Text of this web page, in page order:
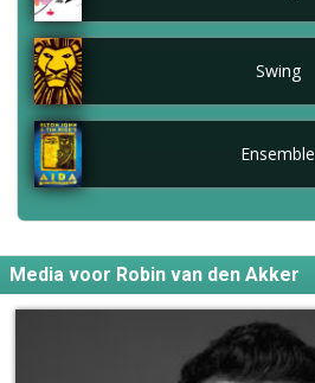
Swing
Ensemble
Media voor Robin van den Akker